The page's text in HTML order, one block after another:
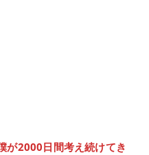
が2000日間考え続けてき